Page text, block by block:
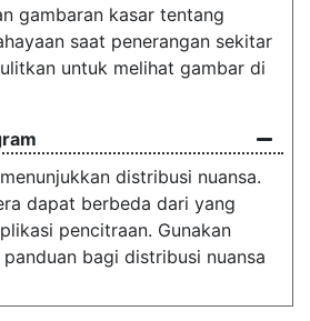
gambaran kasar tentang
saat penerangan sekitar
untuk melihat gambar di
distribusi nuansa.
dapat berbeda dari yang
pencitraan. Gunakan
bagi distribusi nuansa